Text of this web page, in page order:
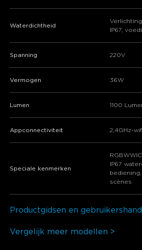
Waterdichtheid
IP67,
Spanning 220V
Vermogen 36W
Lumen 1100
Appconnectiviteit 2,4GHz-
Speciale kenmerken
IP67
scènes
Productgidsen en
Vergelijk meer modellen >